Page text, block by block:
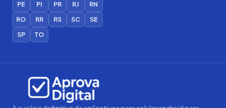
PE
PI PR RJ
RN
RO
RR RS SC
SE
SP
TO